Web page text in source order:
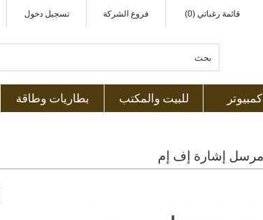
قائمة رغباتي (0) فروع الشركة تسجيل دخول
كمبيوتر للبيت والمكتب بطاريات وطاقة